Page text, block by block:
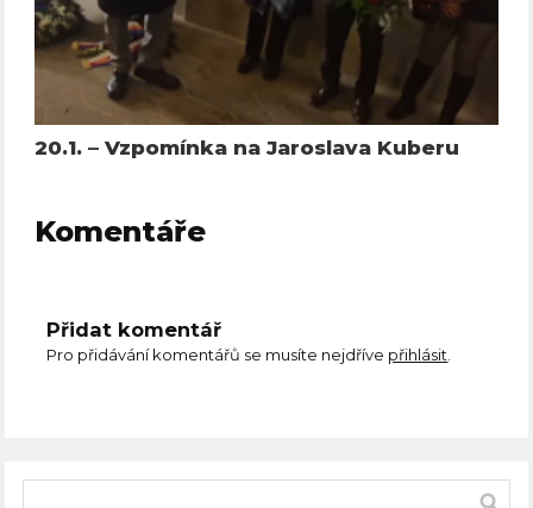
20.1. – Vzpomínka na Jaroslava Kuberu
Komentáře
Přidat komentář
Pro přidávání komentářů se musíte nejdříve přihlásit